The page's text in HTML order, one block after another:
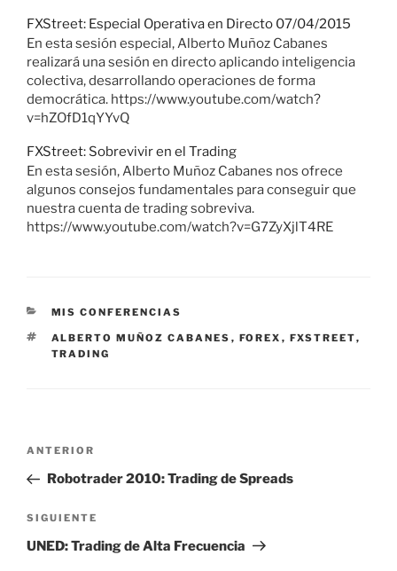
FXStreet: Especial Operativa en Directo 07/04/2015
En esta sesión especial, Alberto Muñoz Cabanes
realizará una sesión en directo aplicando inteligencia
colectiva, desarrollando operaciones de forma
democrática. https://www.youtube.com/watch?
v=hZOfD1qYYvQ
FXStreet: Sobrevivir en el Trading
En esta sesión, Alberto Muñoz Cabanes nos ofrece
algunos consejos fundamentales para conseguir que
nuestra cuenta de trading sobreviva.
https://www.youtube.com/watch?v=G7ZyXjlT4RE
CATEGORÍAS
MIS CONFERENCIAS
ETIQUETAS
ALBERTO MUÑOZ CABANES , FOREX , FXSTREET,
TRADING
Navegación
entradas
Entrada
anterior:
ANTERIOR
Robotrader 2010: Trading de Spreads
Siguiente
entrada
SIGUIENTE
UNED: Trading de Alta Frecuencia